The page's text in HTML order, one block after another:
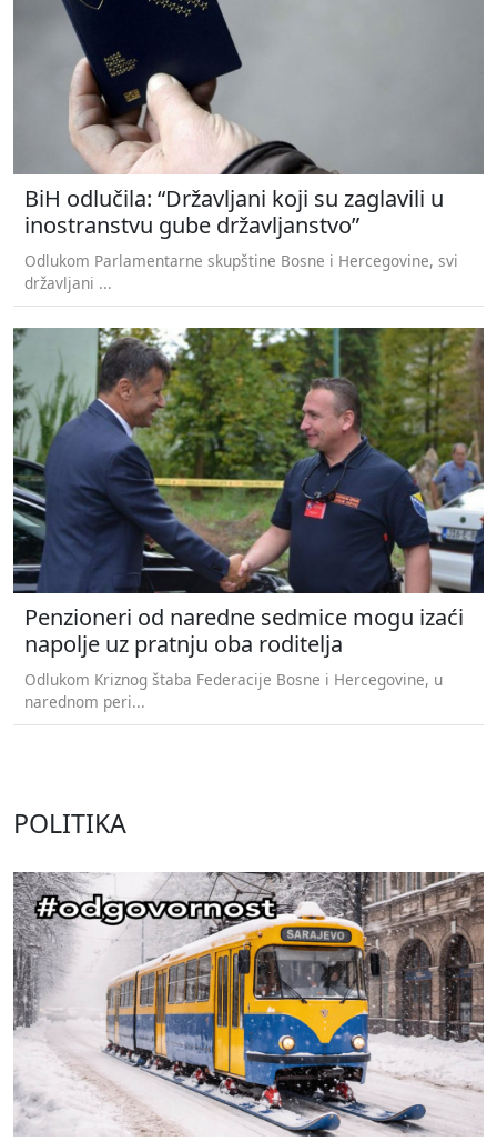
BiH odlučila: “Državljani koji su zaglavili u
inostranstvu gube državljanstvo”
Odlukom Parlamentarne skupštine Bosne i Hercegovine, svi
državljani ...
Penzioneri od naredne sedmice mogu izaći
napolje uz pratnju oba roditelja
Odlukom Kriznog štaba Federacije Bosne i Hercegovine, u
narednom peri...
POLITIKA